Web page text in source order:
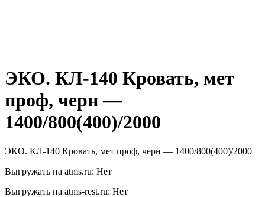
ЭКО. КЛ-140 Кровать, мет
проф, черн —
1400/800(400)/2000
ЭКО. КЛ-140 Кровать, мет проф, черн — 1400/800(400)/2000
Выгружать на atms.ru: Нет
Выгружать на atms-rest.ru: Нет